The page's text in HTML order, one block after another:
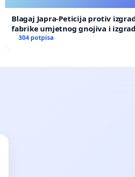
Blagaj Japra-Peticija protiv
fabrike umjetnog gnojiva i
asfaltne baze
304 potpisa